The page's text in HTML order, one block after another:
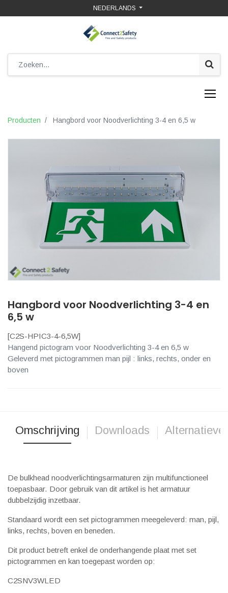
NEDERLANDS
Producten Hangbord voor Noodverlichting 3-4 en 6,5 w
Hangbord voor Noodverlichting 3-4 en
6,5 w
[C2S-HPIC3-4-6,5W]
Hangend pictogram voor Noodverlichting 3-4 en 6,5 w
Geleverd met pictogrammen man pijl : links, rechts, onder en
boven
Omschrijving Downloads Alternatieve
De bulkhead noodverlichtingsarmaturen zijn multifunctioneel
toepasbaar. Door gebruik van dit artikel is het armatuur
dubbelzijdig inzetbaar.
Standaard wordt een set pictogrammen meegeleverd: man, pijl,
links, rechts, boven en beneden.
Dit product betreft enkel de onderhangende plaat met set
pictogrammen en kan toegepast worden op:
C2SNV3WLED